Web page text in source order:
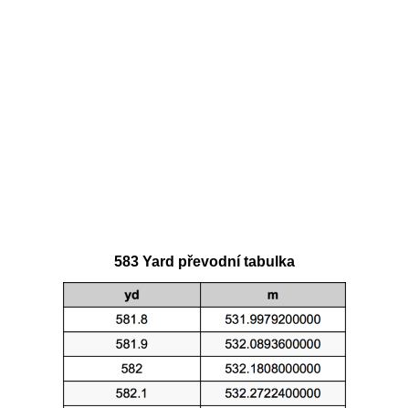
583 Yard převodní tabulka